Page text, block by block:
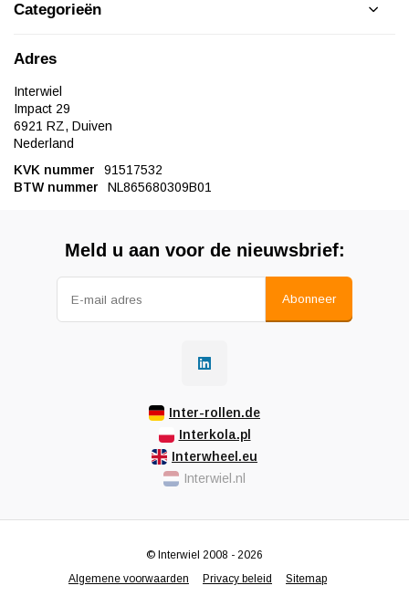
Categorieën
Adres
Interwiel
Impact 29
6921 RZ, Duiven
Nederland
KVK nummer
91517532
BTW nummer
NL865680309B01
Meld u aan voor de nieuwsbrief:
Abonneer
Inter-rollen.de
Interkola.pl
Interwheel.eu
Interwiel.nl
Algemene voorwaarden Privacy beleid Sitemap
© Interwiel 2008 - 2026